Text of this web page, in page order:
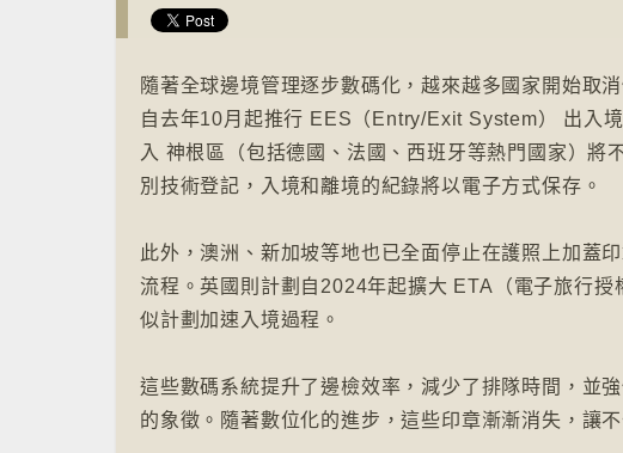
隨著全球邊境管理逐步數碼化，越來越多國家開始取
自去年10月起推行 EES（Entry/Exit System） 出入
入 神根區（包括德國、法國、西班牙等熱門國家）
別技術登記，入境和離境的紀錄將以電子方式保存。
此外，澳洲、新加坡等地也已全面停止在護照上加蓋
流程。英國則計劃自2024年起擴大 ETA（電子旅行
似計劃加速入境過程。
這些數碼系統提升了邊檢效率，減少了排隊時間，並
的象徵。隨著數位化的進步，這些印章漸漸消失，讓